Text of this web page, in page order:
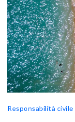
Responsabilità civile